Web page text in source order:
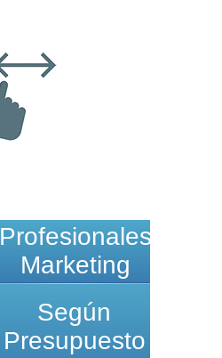
Profesionales
Marketing
Según
Presupuesto